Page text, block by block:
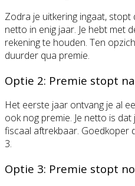
Zodra je uitkering ingaat,
netto in enig jaar. Je hebt met
rekening te houden. Ten
duurder qua premie.
Optie 2: Premie stopt
Het eerste jaar ontvang je al
ook nog premie. Je netto is
fiscaal aftrekbaar. Goedkoper
3.
Optie 3: Premie stopt